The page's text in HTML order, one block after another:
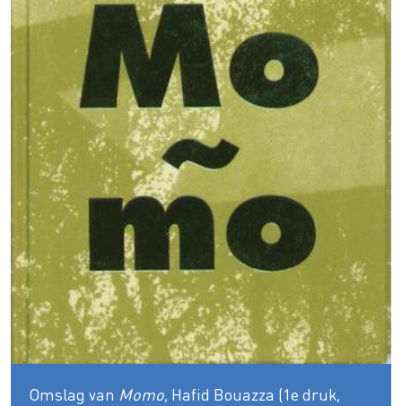
Omslag van Momo, Hafid Bouazza (1e druk,